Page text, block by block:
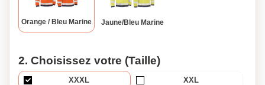
références. Nous envoyons les commandes gratuitement
en Wallonie, en Flandre et à Bruxelles. Besoin de
d'explications ? Contactez avec nos spécialistes. Ils vous
Orange / Bleu Marine Jaune/bleu Marine
2. Choisissez votre (Taille)
XXXL XXL